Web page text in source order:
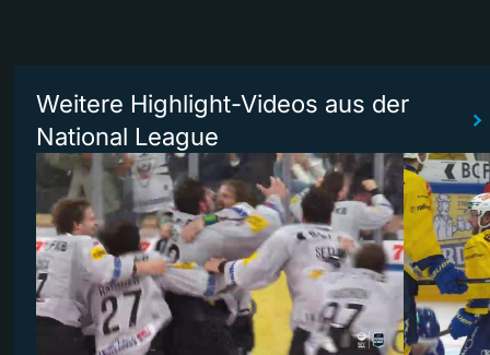
Weitere Highlight-Videos aus der
National League